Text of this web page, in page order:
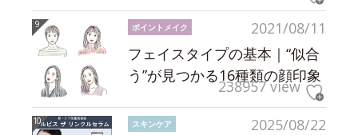
2021/08/11
ポイントメイク
フェイスタイプの基本｜“似合
う”が見つかる16種類の顔印象
238957 view
2025/08/22
スキンケア